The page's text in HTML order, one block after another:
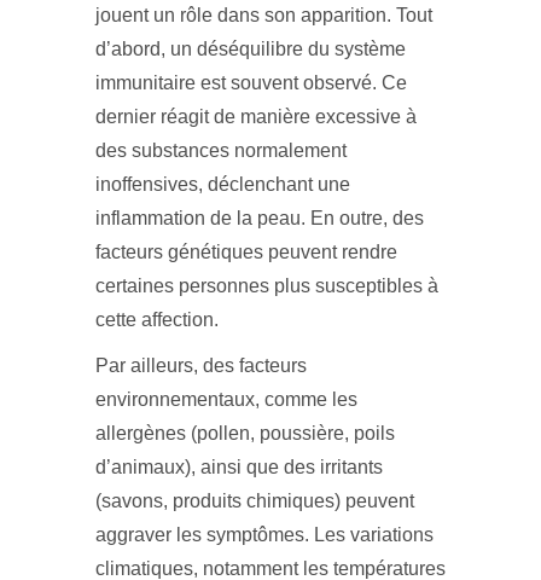
jouent un rôle dans son apparition. Tout
d’abord, un déséquilibre du système
immunitaire est souvent observé. Ce
dernier réagit de manière excessive à
des substances normalement
inoffensives, déclenchant une
inflammation de la peau. En outre, des
facteurs génétiques peuvent rendre
certaines personnes plus susceptibles à
cette affection.
Par ailleurs, des facteurs
environnementaux, comme les
allergènes (pollen, poussière, poils
d’animaux), ainsi que des irritants
(savons, produits chimiques) peuvent
aggraver les symptômes. Les variations
climatiques, notamment les températures